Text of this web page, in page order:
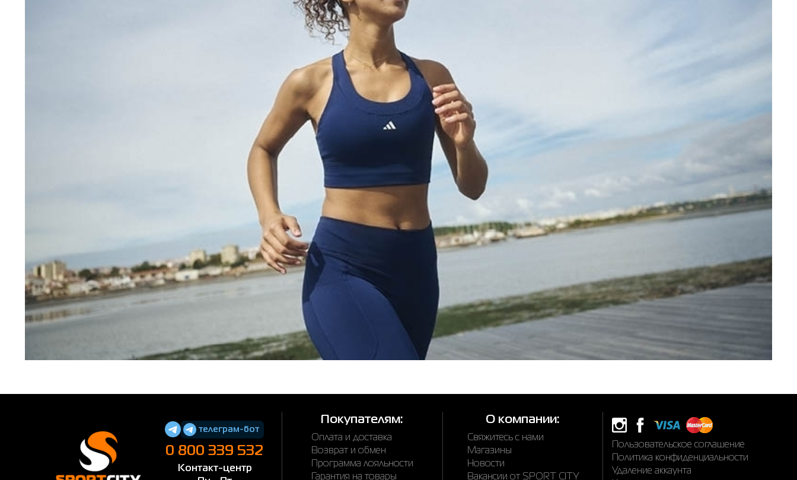
телеграм-бот
0 800 339 532
Контакт-центр
Покупателям:
Оплата и доставка
Возврат и обмен
Программа лояльности
Гарантия на товары
О компании:
Свяжитесь с нами
Магазины
Новости
Вакансии от SPORT CITY
Пользовательское соглашение
Политика конфиденциальности
Удаление аккаунта